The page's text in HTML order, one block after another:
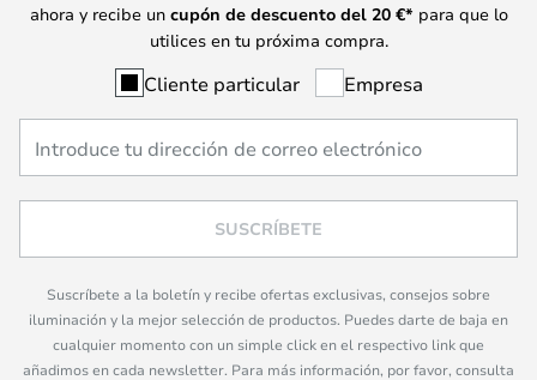
ahora y recibe un cupón de descuento del 20 €* para que lo
utilices en tu próxima compra.
Cliente particular Empresa
SUSCRÍBETE
Suscríbete a la boletín y recibe ofertas exclusivas, consejos sobre
iluminación y la mejor selección de productos. Puedes darte de baja en
cualquier momento con un simple click en el respectivo link que
añadimos en cada newsletter. Para más información, por favor, consulta